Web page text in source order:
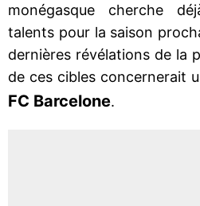
monégasque cherche
talents pour la saison
dernières révélations de la
de ces cibles concernerait
FC Barcelone.